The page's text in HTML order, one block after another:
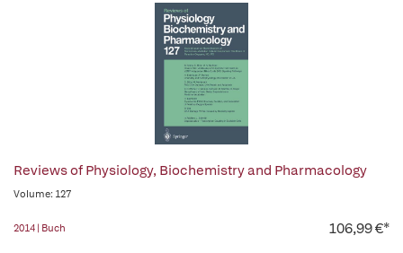
Reviews of Physiology, Biochemistry and Pharmacology
Volume: 127
2014 | Buch 106,99 €*